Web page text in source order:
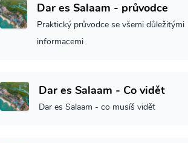
Dar es Salaam - průvodce
Praktický průvodce se všemi důležitými
informacemi
Dar es Salaam - Co vidět
Dar es Salaam - co musíš vidět